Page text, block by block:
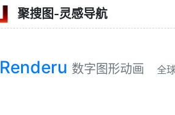
聚搜图-灵感导航
Renderu 数字图形动画 全